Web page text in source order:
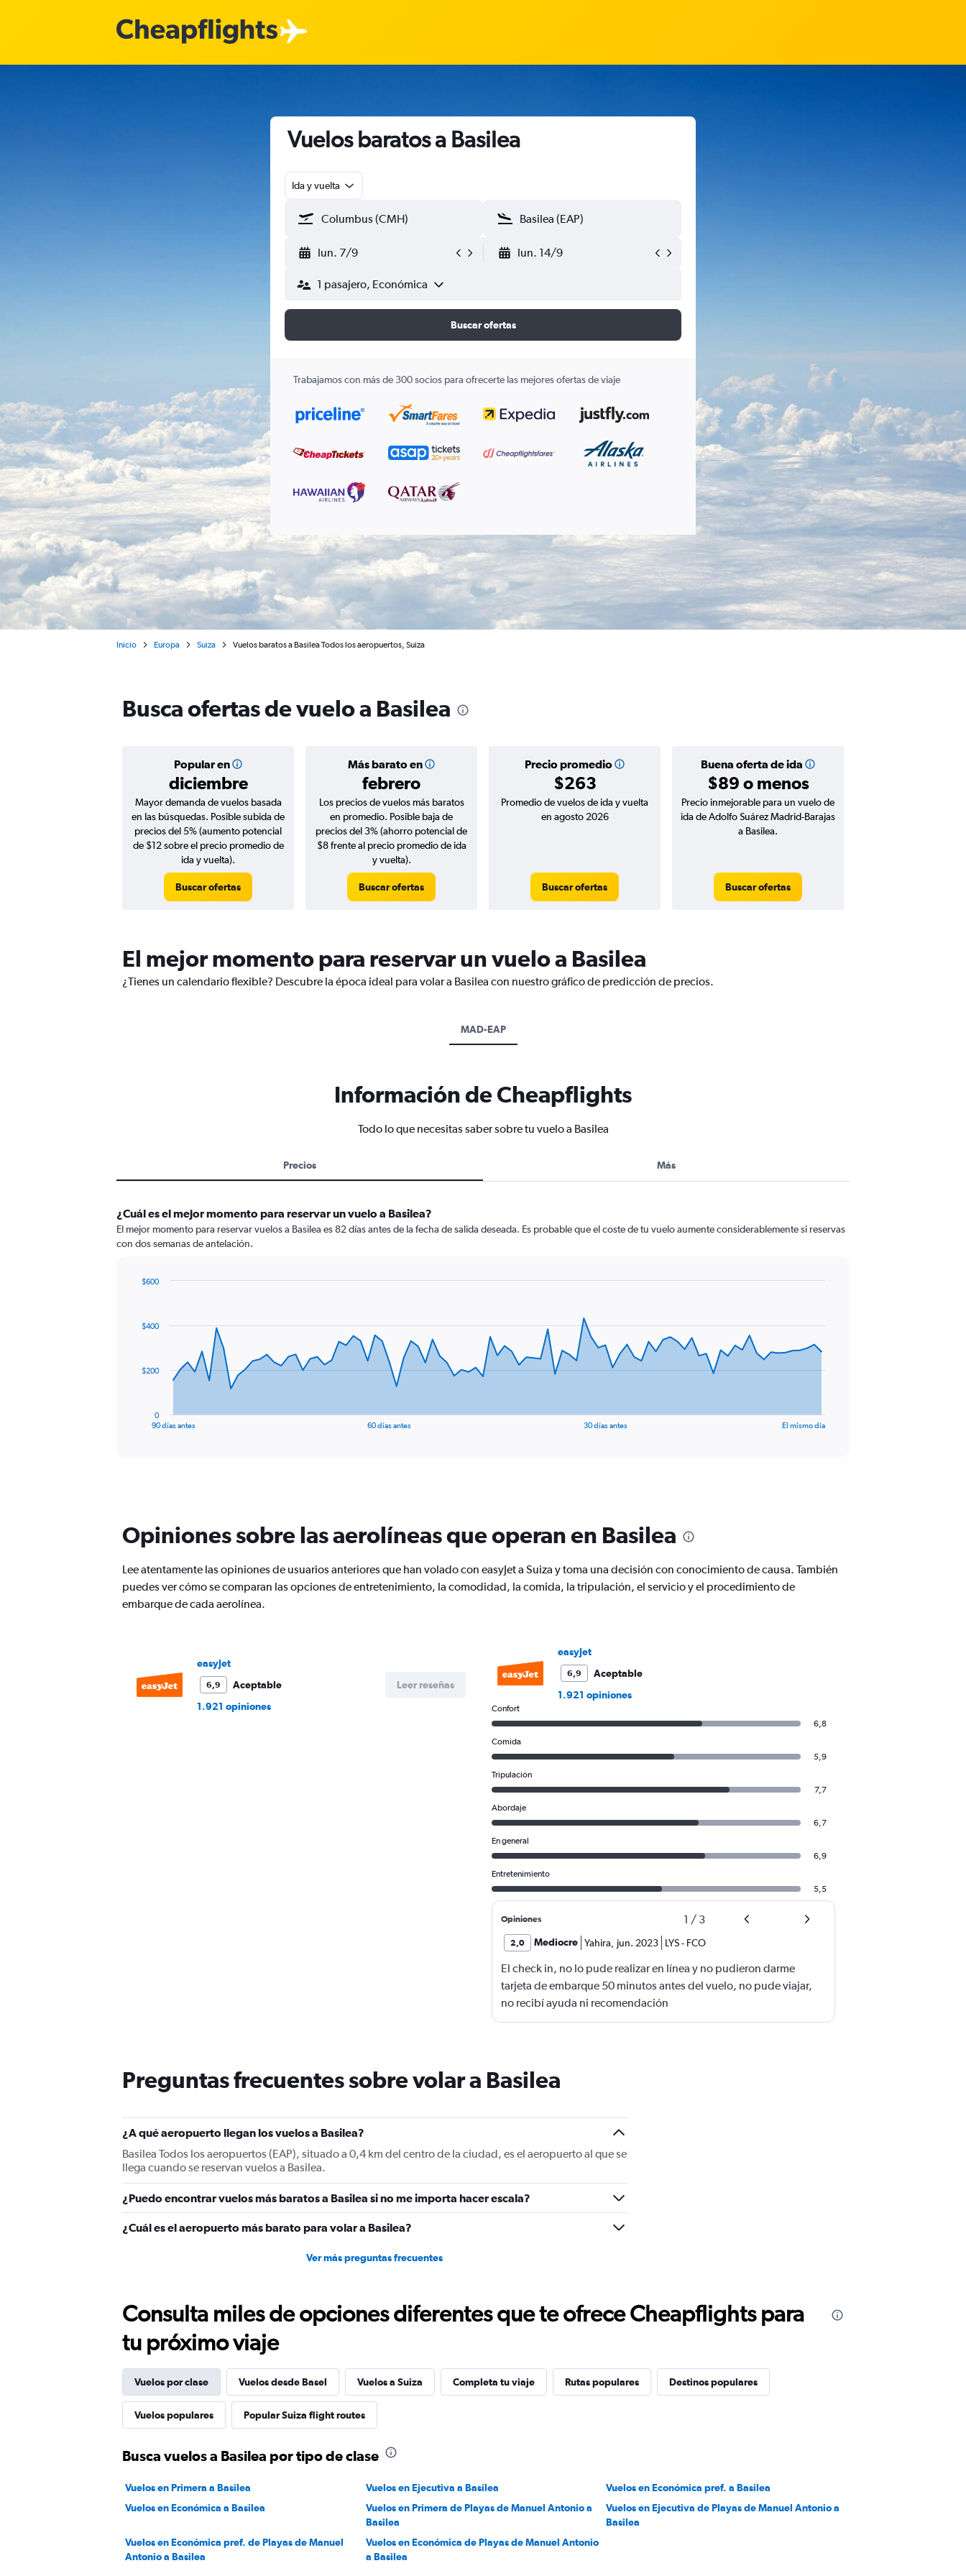
Vuelos baratos a Basilea
Ida y vuelta
lun. 7/9 lun. 14/9
1 pasajero, Económica
Buscar ofertas
Trabajamos con más de 300 socios para ofrecerte las mejores ofertas de viaje
Inicio Europa Suiza Vuelos baratos a Basilea Todos los aeropuertos, Suiza
Busca ofertas de vuelo a Basilea
Popular en
diciembre
Más barato en
febrero
Precio promedio
$263
Buena oferta de ida
$89 o menos
Mayor demanda de vuelos basada
en las búsquedas. Posible subida de
precios del 5% (aumento potencial
de $12 sobre el precio promedio de
ida y vuelta).
Buscar ofertas
Los precios de vuelos más baratos
en promedio. Posible baja de
precios del 3% (ahorro potencial de
$8 frente al precio promedio de ida
y vuelta).
Buscar ofertas
Promedio de vuelos de ida y vuelta
en agosto 2026
Buscar ofertas
Precio inmejorable para un vuelo de
ida de Adolfo Suárez Madrid-Barajas
a Basilea.
Buscar ofertas
El mejor momento para reservar un vuelo a Basilea
¿Tienes un calendario flexible? Descubre la época ideal para volar a Basilea con nuestro gráfico de predicción de precios.
MAD-EAP
Información de Cheapflights
Todo lo que necesitas saber sobre tu vuelo a Basilea
Precios Más
¿Cuál es el mejor momento para reservar un vuelo a Basilea?
El mejor momento para reservar vuelos a Basilea es 82 días antes de la fecha de salida deseada. Es probable que el coste de tu vuelo aumente considerablemente si reservas
con dos semanas de antelación.
data
The
chart
has
Y
axis
displaying
90 días antes 60 días antes 30 días antes El mismo día
0
$200
$400
$600
Opiniones sobre las aerolíneas que operan en Basilea
Lee atentamente las opiniones de usuarios anteriores que han volado con easyJet a Suiza y toma una decisión con conocimiento de causa. También
puedes ver cómo se comparan las opciones de entretenimiento, la comodidad, la comida, la tripulación, el servicio y el procedimiento de
embarque de cada aerolínea.
easyJet
6,9
Aceptable
1.921 opiniones
Leer reseñas
easyJet
6,9
Aceptable
1.921 opiniones
Confort
6,8
Comida
5,9
Tripulación
7,7
Abordaje
6,7
En general
6,9
Entretenimiento
5,5
Opiniones 1 / 3
2,0 Mediocre Yahira jun. 2023 LYS- FCO
El check in, no lo pude realizar en línea y no pudieron darme
tarjeta de embarque 50 minutos antes del vuelo, no pude viajar,
no recibí ayuda ni recomendación
Preguntas frecuentes sobre volar a Basilea
¿A qué aeropuerto llegan los vuelos a Basilea?
Basilea Todos los aeropuertos (EAP), situado a 0,4 km del centro de la ciudad, es el aeropuerto al que se
llega cuando se reservan vuelos a Basilea.
¿Puedo encontrar vuelos más baratos a Basilea si no me importa hacer escala?
¿Cuál es el aeropuerto más barato para volar a Basilea?
Ver más preguntas frecuentes
Consulta miles de opciones diferentes que te ofrece Cheapflights para
tu próximo viaje
Vuelos por clase Vuelos desde Basel Vuelos a Suiza Completa tu viaje Rutas populares Destinos populares
Vuelos populares Popular Suiza flight routes
Busca vuelos a Basilea por tipo de clase
Vuelos en Primera a Basilea Vuelos en Ejecutiva a Basilea
Vuelos en Económica pref. a Basilea
Vuelos en Económica a Basilea
Vuelos en Primera de Playas de Manuel Antonio a
Basilea
Vuelos en Ejecutiva de Playas de Manuel Antonio a
Basilea
Vuelos en Económica pref. de Playas de Manuel
Antonio a Basilea
Vuelos en Económica de Playas de Manuel Antonio
a Basilea